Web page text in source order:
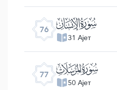
76 ﯹ
31 Ајет
77 ﯺ
50 Ајет